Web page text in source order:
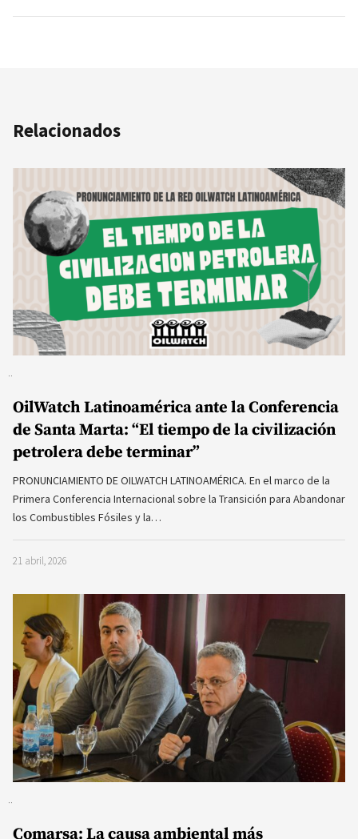
Relacionados
OilWatch Latinoamérica ante la Conferencia
de Santa Marta: “El tiempo de la civilización
petrolera debe terminar”
PRONUNCIAMIENTO DE OILWATCH LATINOAMÉRICA. En el marco de la
Primera Conferencia Internacional sobre la Transición para Abandonar
los Combustibles Fósiles y la…
21 abril, 2026
Comarsa: La causa ambiental más